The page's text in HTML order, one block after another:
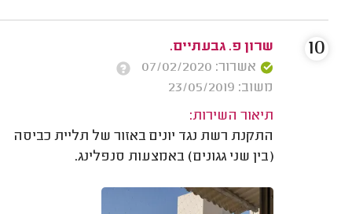
שרון פ. גבעתיים.
אשרור: 07/02/2020
משוב: 23/05/2019
תיאור השירות:
התקנת רשת נגד יונים באזור של תליית כביסה
(בין שני גגונים) באמצעות סנפלינג.
10